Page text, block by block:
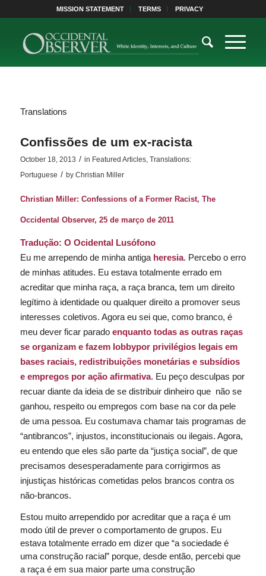
MISSION STATEMENT TERMS PRIVACY
Translations
Confissões de um ex-racista
October 18, 2013 / in Featured Articles, Translations:
Portuguese / by Christian Miller
Christian Miller: Confessions of a Former Racist, The
Occidental Observer, 25 de março de 2011
Tradução: O Ocidental Lusófono
Eu me arrependo de minha antiga heresia. Percebo o erro
de minhas atitudes. Eu estava totalmente errado em
acreditar que minha raça, a raça branca, tem um direito
legítimo à identidade ou qualquer direito a promover seus
interesses coletivos. Agora eu sei que, como branco, é
meu dever ficar parado enquanto todas as outras raças
se organizam e fazem lobbypor privilégios legais em
bases raciais, redistribuições monetárias e subsídios
e empregos por ação afirmativa. Eu peço desculpas por
recuar diante da ideia de se distribuir dinheiro que não se
ganhou, respeito ou empregos com base na cor da pele
de uma pessoa. Eu costumava chamar tais programas de
“antibrancos”, injustos, inconstitucionais ou ilegais. Agora,
eu entendo que eles são parte da “justiça social”, de que
precisamos desesperadamente para corrigirmos as
injustiças históricas cometidas pelos brancos contra os
não-brancos.
Estou muito arrependido por acreditar que a raça é um
modo útil de prever o comportamento de grupos. Eu
estava totalmente errado em dizer que “a sociedade é
uma construção racial” porque, desde então, percebi que
a raça é em sua maior parte uma construção